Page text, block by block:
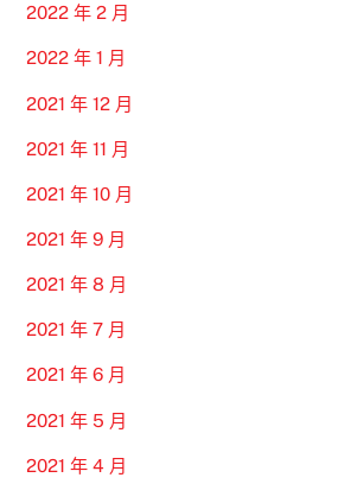
2022 年 2 月
2022 年 1 月
2021 年 12 月
2021 年 11 月
2021 年 10 月
2021 年 9 月
2021 年 8 月
2021 年 7 月
2021 年 6 月
2021 年 5 月
2021 年 4 月